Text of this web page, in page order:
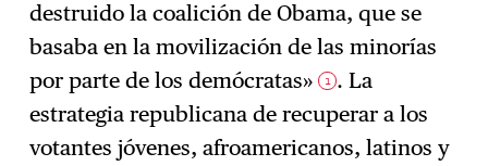
destruido la coalición de Obama, que se
basaba en la movilización de las minorías
por parte de los demócratas» 1 . La
estrategia republicana de recuperar a los
votantes jóvenes, afroamericanos, latinos y